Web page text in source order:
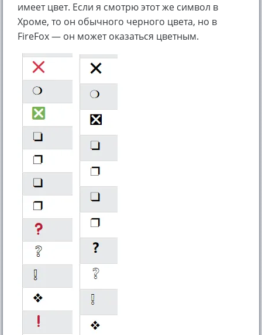
имеет цвет. Если я смотрю этот же символ в
Хроме, то он обычного черного цвета, но в
FireFox — он может оказаться цветным.